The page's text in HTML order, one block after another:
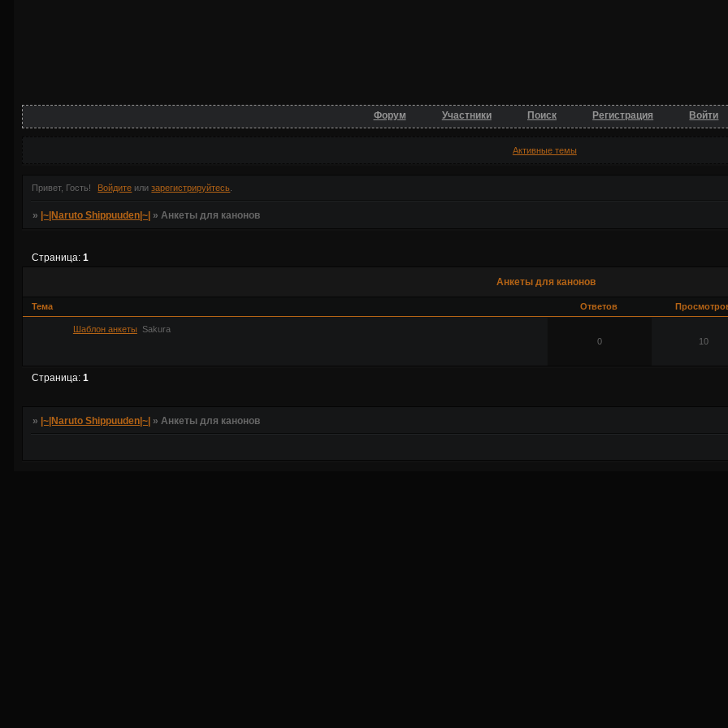
Форум Участники Поиск Регистрация Войти
Активные темы
Привет, Гость! Войдите илизарегистрируйтесь
» |~|Naruto Shippuuden|~| » Анкеты для канонов
Анкеты для канонов
Страница: 1
Тема Ответов
Шаблон анкеты
Sakura
0
10
Страница: 1
» |~|Naruto Shippuuden|~| » Анкеты для канонов